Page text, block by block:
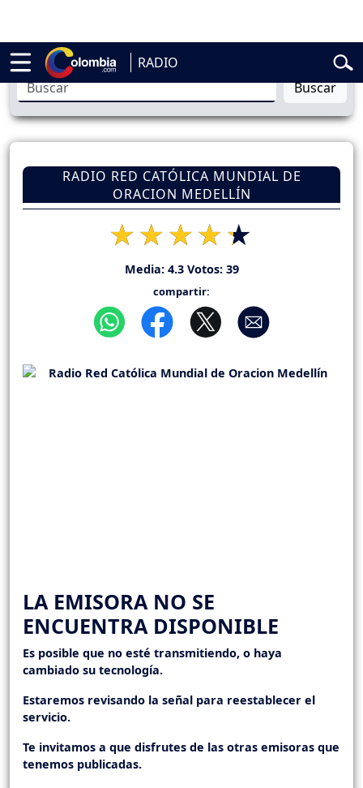
RADIO
de la Espriella Vuelta a Colombia
Buscar
RADIO RED CATÓLICA MUNDIAL DE
ORACION MEDELLÍN
Media: 4.3Votos: 39
compartir:
LA EMISORA NO SE
ENCUENTRA DISPONIBLE
Es posible que no esté transmitiendo, o haya
cambiado su tecnología.
Estaremos revisando la señal para reestablecer el
servicio.
Te invitamos a que disfrutes de las otras emisoras que
tenemos publicadas.